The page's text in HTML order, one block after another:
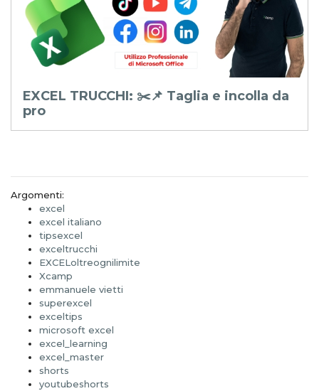
EXCEL TRUCCHI: ✂️📌 Taglia e incolla da
pro
Argomenti:
excel
excel italiano
tipsexcel
exceltrucchi
EXCELoltreognilimite
Xcamp
emmanuele vietti
superexcel
exceltips
microsoft excel
excel_learning
excel_master
shorts
youtubeshorts